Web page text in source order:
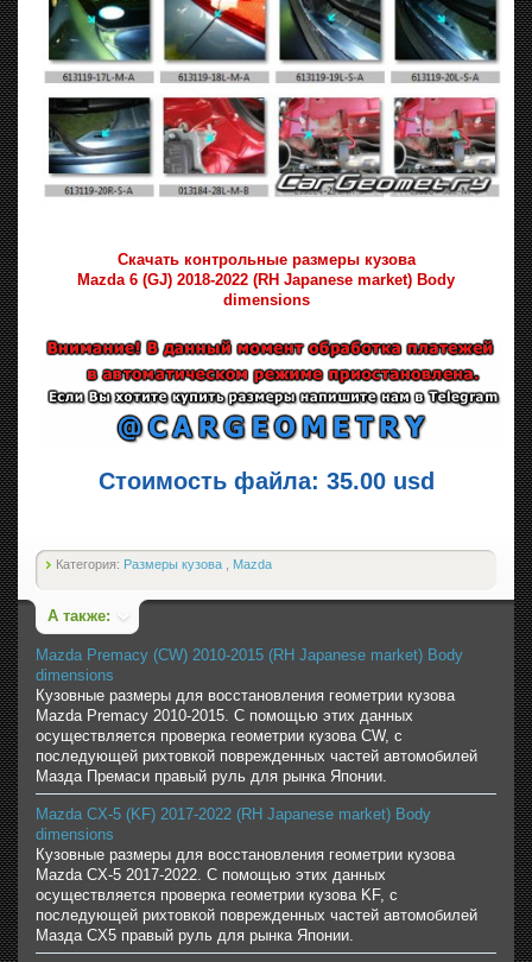
Скачать контрольные размеры кузова
Mazda 6 (GJ) 2018-2022 (RH Japanese market) Body
dimensions
Стоимость файла: 35.00 usd
Категория: Размеры кузова Mazda
А также:
Mazda Premacy (CW) 2010-2015 (RH Japanese market) Body
dimensions
Кузовные размеры для восстановления геометрии кузова
Mazda Premacy 2010-2015. С помощью этих данных
осуществляется проверка геометрии кузова CW, с
последующей рихтовкой поврежденных частей автомобилей
Мазда Премаси правый руль для рынка Японии.
Mazda CX-5 (KF) 2017-2022 (RH Japanese market) Body
dimensions
Кузовные размеры для восстановления геометрии кузова
Mazda CX-5 2017-2022. С помощью этих данных
осуществляется проверка геометрии кузова KF, с
последующей рихтовкой поврежденных частей автомобилей
Мазда CX5 правый руль для рынка Японии.